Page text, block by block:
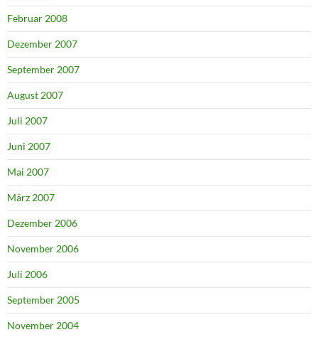
Februar 2008
Dezember 2007
September 2007
August 2007
Juli 2007
Juni 2007
Mai 2007
März 2007
Dezember 2006
November 2006
Juli 2006
September 2005
November 2004